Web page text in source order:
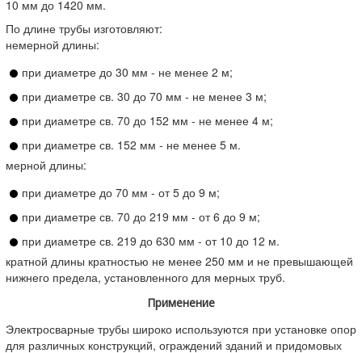
10 мм до 1420 мм.
По длине трубы изготовляют:
немерной длины:
при диаметре до 30 мм - не менее 2 м;
при диаметре св. 30 до 70 мм - не менее 3 м;
при диаметре св. 70 до 152 мм - не менее 4 м;
при диаметре св. 152 мм - не менее 5 м.
мерной длины:
при диаметре до 70 мм - от 5 до 9 м;
при диаметре св. 70 до 219 мм - от 6 до 9 м;
при диаметре св. 219 до 630 мм - от 10 до 12 м.
кратной длины кратностью не менее 250 мм и не превышающей
нижнего предела, установленного для мерных труб.
Применение
Электросварные трубы широко используются при установке опор
для различных конструкций, ограждений зданий и придомовых